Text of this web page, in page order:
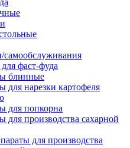
самообслуживания
фаст-фуда
блинные
для нарезки картофеля
для попкорна
для производства сахарной
для производства